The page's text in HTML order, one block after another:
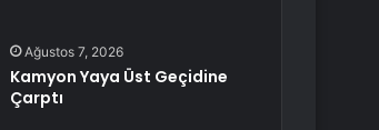
Ağustos 7, 2026
Kamyon Yaya Üst Geçidine
Çarptı